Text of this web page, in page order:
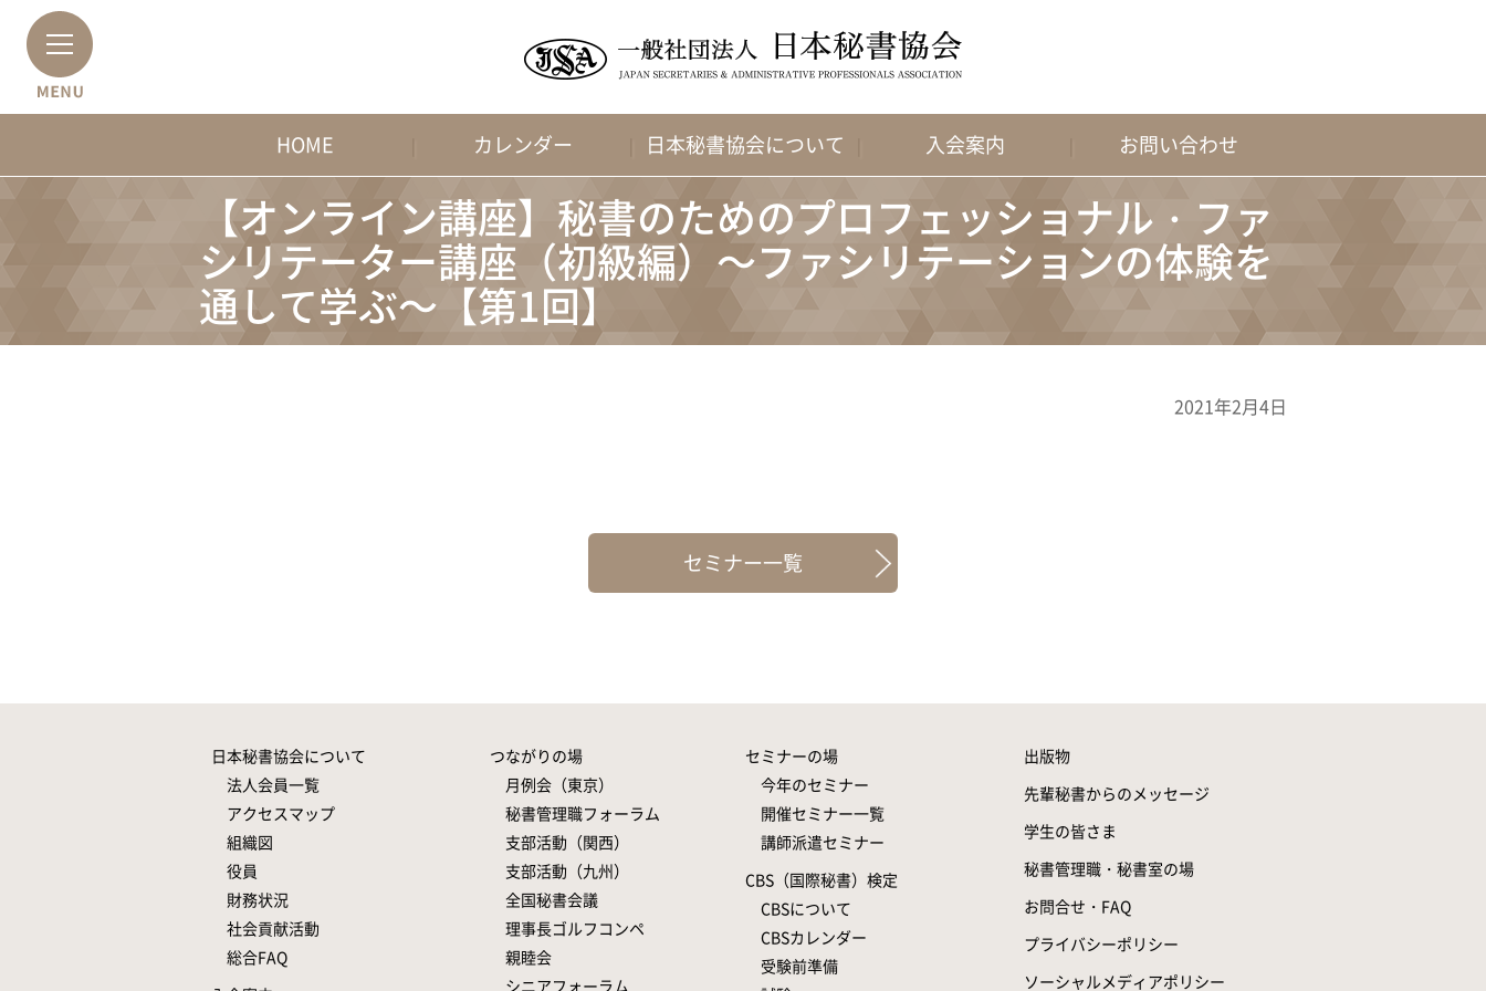
HOME カレンダー 日本秘書協会について 入会案内 お問い合わせ
【オンライン講座】秘書のためのプロフェッショナル・ファ
シリテーター講座（初級編）～ファシリテーションの体験を
通して学ぶ～【第1回】
2021年2月4日
セミナー一覧
日本秘書協会について
法人会員一覧
アクセスマップ
組織図
役員
財務状況
社会貢献活動
総合FAQ
つながりの場
月例会（東京）
秘書管理職フォーラム
支部活動（関西）
支部活動（九州）
全国秘書会議
理事長ゴルフコンペ
親睦会
シニアフォーラム
セミナーの場
今年のセミナー
開催セミナー一覧
講師派遣セミナー
CBS（国際秘書）検定
CBSについて
CBSカレンダー
受験前準備
出版物
先輩秘書からのメッセージ
学生の皆さま
秘書管理職・秘書室の場
お問合せ・FAQ
プライバシーポリシー
ソーシャルメディアポリシー